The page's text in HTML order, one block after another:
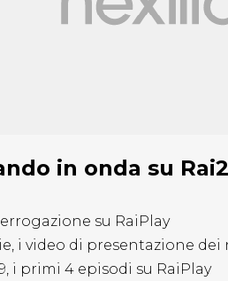
in onda su
su RaiPlay
i video di presentazione
i primi 4 episodi su RaiPlay